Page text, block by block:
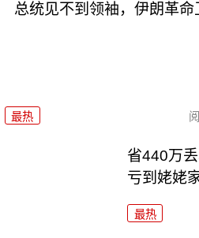
总统见不到领袖，伊朗革命
最热
省440万
亏到姥姥
最热